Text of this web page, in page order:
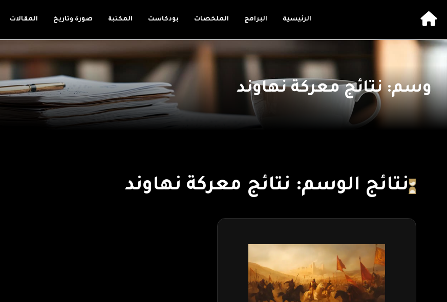
الرئيسية البرامج الملخصات بودكاست المكتبة صورة وتاريخ المقالات
وسم: نتائج معركة نهاوند
نتائج الوسم: نتائج معركة نهاوند